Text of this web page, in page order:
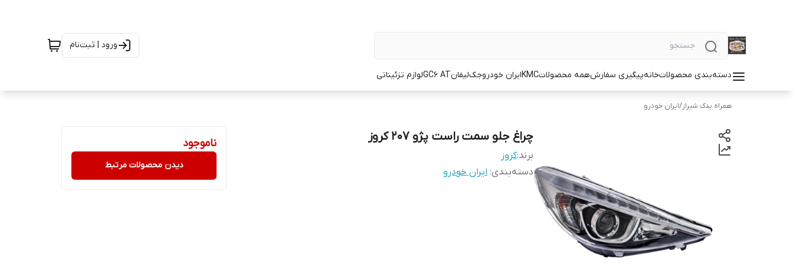
ورود | ثبت‌نام
دسته‌بندی محصولاتخانهپیگیری سفارشهمه محصولاتKMCایران خودروجکلیفانGC6 ATلوازم تزئیناتی
همراه یدک شیراز/ایران خودرو
چراغ جلو سمت راست پژو ۲۰۷ کروز
برند:کروز
دسته‌بندی: ایران خودرو
ناموجود
دیدن محصولات مرتبط